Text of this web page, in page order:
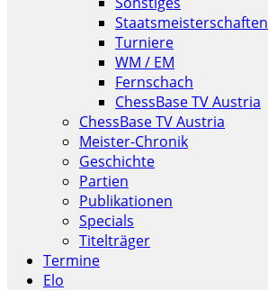
Staatsmeisterschaften
Turniere
WM / EM
Fernschach
ChessBase TV Austria
ChessBase TV Austria
Meister-Chronik
Geschichte
Partien
Publikationen
Specials
Titelträger
Termine
Elo